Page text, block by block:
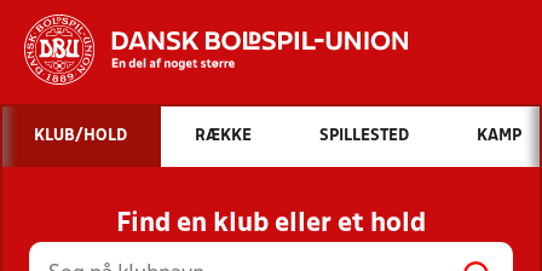
Hvad vil du søge efter?
INDHOLD OG NYHEDER
STILLINGER, RESULTATER, KLUBBER OG
HOLD
KLUB/HOLD RÆKKE SPILLESTED KAMP
Find en klub eller et hold